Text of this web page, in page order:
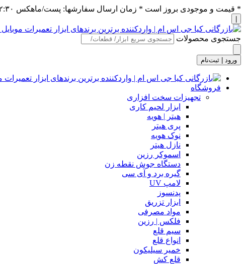
* قیمت و موجودی بروز است * زمان ارسال سفارشها: پست/ماهکس ١٢:٣٠ / تیپاکس ١۴:٠٠
جستجوی محصولات
ورود | ثبت‌نام
فروشگاه
تجهیزات سخت افزاری
ابزار لحیم کاری
هیتر | هویه
پری هیتر
نوک هویه
نازل هیتر
اسموکر رزین
دستگاه جوش نقطه زن
گیره برد و آی سی
لامپ UV
پدنسوز
ابزار تزریق
مواد مصرفی
فلکس | رزین
سیم قلع
انواع قلع
خمیر سیلیکون
قلع کش